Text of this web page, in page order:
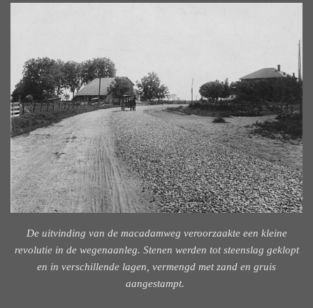
De uitvinding van de macadamweg veroorzaakte een kleine
revolutie in de wegenaanleg. Stenen werden tot steenslag geklopt
en in verschillende lagen, vermengd met zand en gruis
aangestampt.